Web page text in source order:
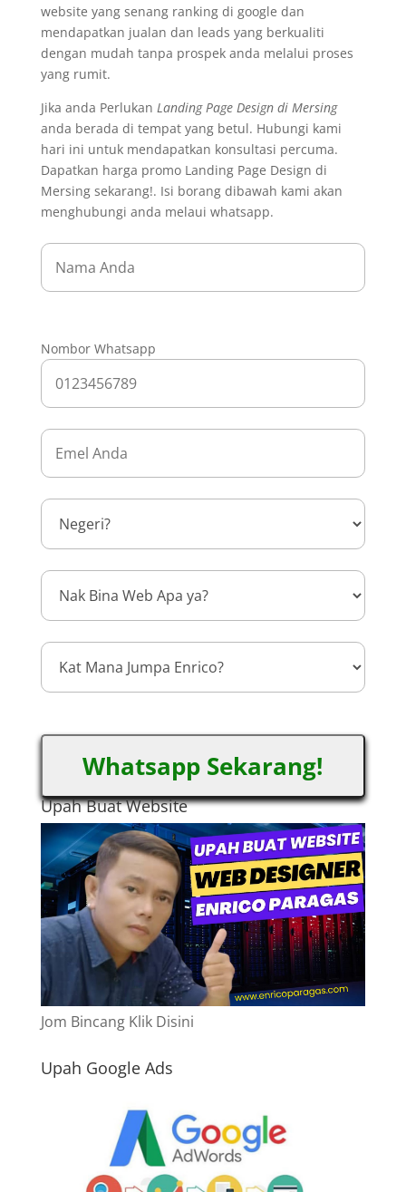
website yang senang ranking di google dan
mendapatkan jualan dan leads yang berkualiti
dengan mudah tanpa prospek anda melalui proses
yang rumit.
Jika anda Perlukan Landing Page Design di Mersing
anda berada di tempat yang betul. Hubungi kami
hari ini untuk mendapatkan konsultasi percuma.
Dapatkan harga promo Landing Page Design di
Mersing sekarang!. Isi borang dibawah kami akan
menghubungi anda melaui whatsapp.
Nombor Whatsapp
Whatsapp Sekarang!
Upah Buat Website
Jom Bincang Klik Disini
Upah Google Ads